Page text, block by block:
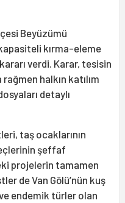
Beyüzümü
kırma-eleme
verdi. Karar, tesisin
halkın katılım
detaylı
taş ocaklarının
şeffaf
projelerin tamamen
de Van Gölü’nün kuş
endemik türler olan